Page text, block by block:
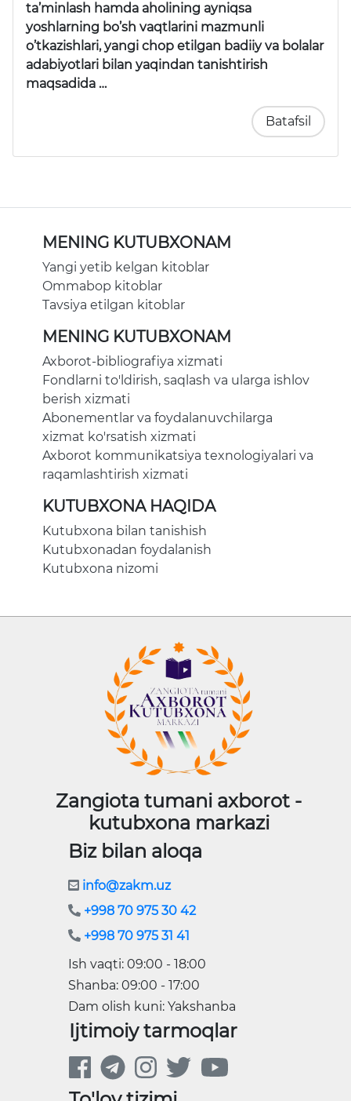
ta’minlash hamda aholining ayniqsa
yoshlarning bo’sh vaqtlarini mazmunli
o’tkazishlari, yangi chop etilgan badiiy va bolalar
adabiyotlari bilan yaqindan tanishtirish
maqsadida …
Batafsil
MENING KUTUBXONAM
Yangi yetib kelgan kitoblar
Ommabop kitoblar
Tavsiya etilgan kitoblar
MENING KUTUBXONAM
Axborot-bibliografiya xizmati
Fondlarni to'ldirish, saqlash va ularga ishlov
berish xizmati
Abonementlar va foydalanuvchilarga
xizmat ko'rsatish xizmati
Axborot kommunikatsiya texnologiyalari va
raqamlashtirish xizmati
KUTUBXONA HAQIDA
Kutubxona bilan tanishish
Kutubxonadan foydalanish
Kutubxona nizomi
Zangiota tumani axborot -
kutubxona markazi
Biz bilan aloqa
info@zakm.uz
+998 70 975 30 42
+998 70 975 31 41
Ish vaqti: 09:00 - 18:00
Shanba: 09:00 - 17:00
Dam olish kuni: Yakshanba
Ijtimoiy tarmoqlar